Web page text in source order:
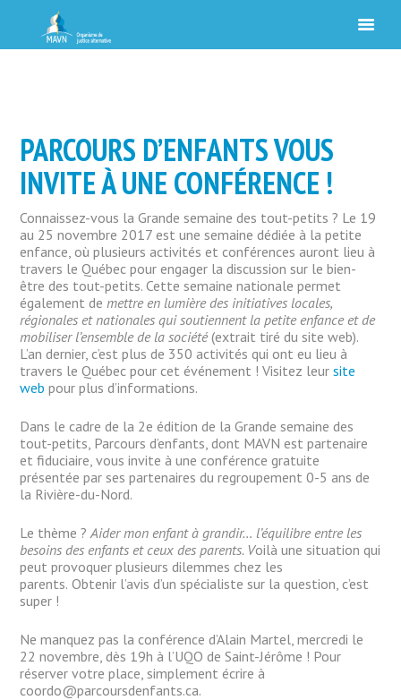
PARCOURS D’ENFANTS VOUS
INVITE À UNE CONFÉRENCE !
Connaissez-vous la Grande semaine des tout-petits ? Le 19
au 25 novembre 2017 est une semaine dédiée à la petite
enfance, où plusieurs activités et conférences auront lieu à
travers le Québec pour engager la discussion sur le bien-
être des tout-petits. Cette semaine nationale permet
également de mettre en lumière des initiatives locales,
régionales et nationales qui soutiennent la petite enfance et de
mobiliser l’ensemble de la société(extrait tiré du site web).
L’an dernier, c’est plus de 350 activités qui ont eu lieu à
travers le Québec pour cet événement ! Visitez leursite
web pour plus d’informations.
Dans le cadre de la 2e édition de la Grande semaine des
tout-petits, Parcours d’enfants, dont MAVN est partenaire
et fiduciaire, vous invite à une conférence gratuite
présentée par ses partenaires du regroupement 0-5 ans de
la Rivière-du-Nord.
Le thème ?Aider mon enfant à grandir… l’équilibre entre les
besoins des enfants et ceux des parents. Voilà une situation qui
peut provoquer plusieurs dilemmes chez les
parents. Obtenir l’avis d’un spécialiste sur la question, c’est
super !
Ne manquez pas la conférence d’Alain Martel, mercredi le
22 novembre, dès 19h à l’UQO de Saint-Jérôme ! Pour
réserver votre place, simplement écrire à
coordo@parcoursdenfants.ca.